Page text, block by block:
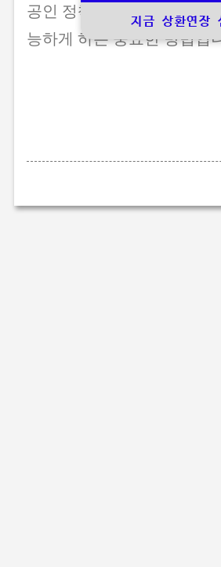
공인 정책자금 상환연장은
능하게 하는 중요한 방법입
지금 상환연장